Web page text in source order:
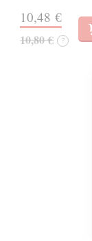
10,48 €
10,80 € ?